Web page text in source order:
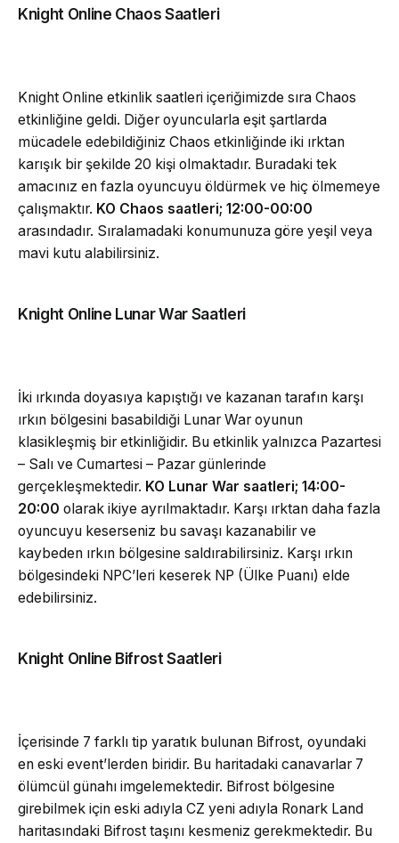
Knight Online Chaos Saatleri
Knight Online etkinlik saatleri içeriğimizde sıra Chaos
etkinliğine geldi. Diğer oyuncularla eşit şartlarda
mücadele edebildiğiniz Chaos etkinliğinde iki ırktan
karışık bir şekilde 20 kişi olmaktadır. Buradaki tek
amacınız en fazla oyuncuyu öldürmek ve hiç ölmemeye
çalışmaktır. KO Chaos saatleri; 12:00-00:00
arasındadır. Sıralamadaki konumunuza göre yeşil veya
mavi kutu alabilirsiniz.
Knight Online Lunar War Saatleri
İki ırkında doyasıya kapıştığı ve kazanan tarafın karşı
ırkın bölgesini basabildiği Lunar War oyunun
klasikleşmiş bir etkinliğidir. Bu etkinlik yalnızca Pazartesi
– Salı ve Cumartesi – Pazar günlerinde
gerçekleşmektedir. KO Lunar War saatleri; 14:00-
20:00 olarak ikiye ayrılmaktadır. Karşı ırktan daha fazla
oyuncuyu keserseniz bu savaşı kazanabilir ve
kaybeden ırkın bölgesine saldırabilirsiniz. Karşı ırkın
bölgesindeki NPC’leri keserek NP (Ülke Puanı) elde
edebilirsiniz.
Knight Online Bifrost Saatleri
İçerisinde 7 farklı tip yaratık bulunan Bifrost, oyundaki
en eski event’lerden biridir. Bu haritadaki canavarlar 7
ölümcül günahı imgelemektedir. Bifrost bölgesine
girebilmek için eski adıyla CZ yeni adıyla Ronark Land
haritasındaki Bifrost taşını kesmeniz gerekmektedir. Bu